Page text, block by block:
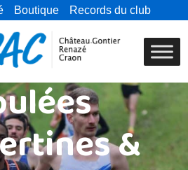
Boutique Records du club